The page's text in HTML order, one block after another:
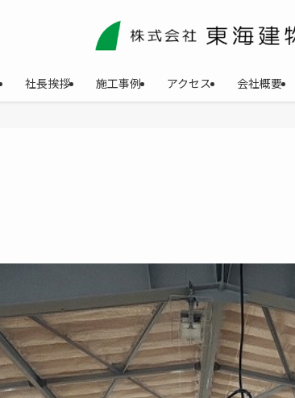
社長挨拶 施工事例 アクセス 会社概要